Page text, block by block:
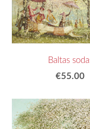
Baltas
€55.00